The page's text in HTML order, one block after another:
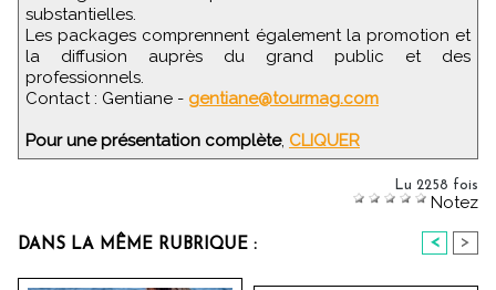
substantielles.
Les packages comprennent également la promotion et
la diffusion auprès du grand public et des
professionnels.
Contact : Gentiane - gentiane@tourmag.com
Pour une présentation complète, CLIQUER
Lu 2258 fois
Notez
DANS LA MÊME RUBRIQUE : < >